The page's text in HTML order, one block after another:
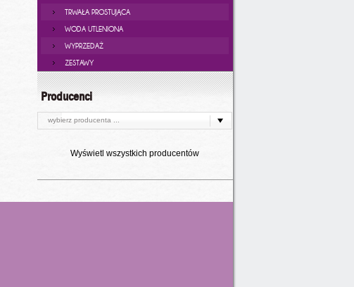
TRWAŁA PROSTUJĄCA
WODA UTLENIONA
WYPRZEDAŻ
ZESTAWY
Producenci
wybierz producenta ...
Wyświetl wszystkich producentów